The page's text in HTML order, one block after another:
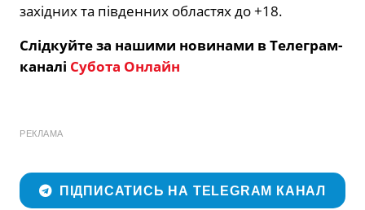
західних та південних областях до +18.
Слідкуйте за нашими новинами в Телеграм-
каналі Субота Онлайн
РЕКЛАМА
ПІДПИСАТИСЬ НА TELEGRAM КАНАЛ